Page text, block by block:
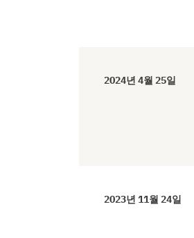
2024년 4월 25일
2023년 11월 24일